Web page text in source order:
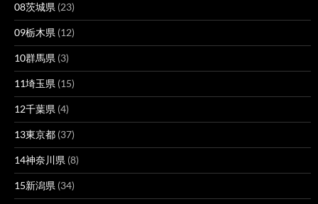
08茨城県 (23)
09栃木県 (12)
10群馬県 (3)
11埼玉県 (15)
12千葉県 (4)
13東京都 (37)
14神奈川県 (8)
15新潟県 (34)